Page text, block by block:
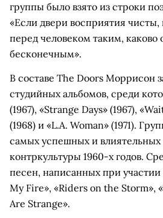
группы было взято из строки
«Если двери восприятия чисты,
перед человеком таким, каково
бесконечным».
В составе The Doors Моррисон
студийных альбомов, среди
(1967), «Strange Days» (1967),
(1968) и «L.A. Woman» (1971).
самых успешных и влиятельных
контркультуры 1960-х годов.
песен, написанных при
My Fire», «Riders on the Storm»,
Are Strange».